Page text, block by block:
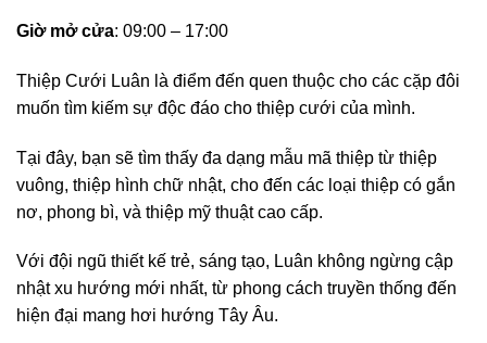
Giờ mở cửa: 09:00 – 17:00
Thiệp Cưới Luân là điểm đến quen thuộc cho các cặp đôi
muốn tìm kiếm sự độc đáo cho thiệp cưới của mình.
Tại đây, bạn sẽ tìm thấy đa dạng mẫu mã thiệp từ thiệp
vuông, thiệp hình chữ nhật, cho đến các loại thiệp có gắn
nơ, phong bì, và thiệp mỹ thuật cao cấp.
Với đội ngũ thiết kế trẻ, sáng tạo, Luân không ngừng cập
nhật xu hướng mới nhất, từ phong cách truyền thống đến
hiện đại mang hơi hướng Tây Âu.